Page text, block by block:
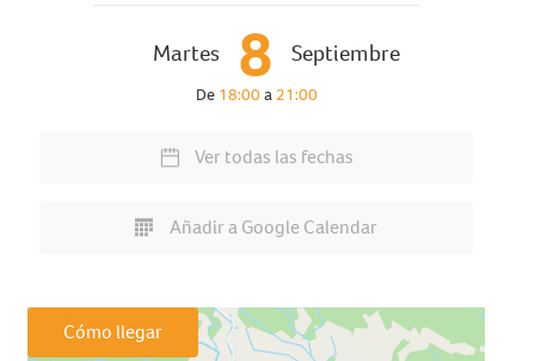
Martes 8 Septiembre
De 18:00a21:00
Ver todas las fechas
Añadir a Google Calendar
Cómo llegar